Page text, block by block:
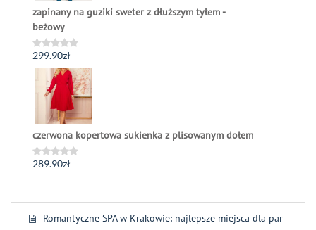
zapinany na guziki sweter z dłuższym tyłem -
beżowy
Oceniono
0
5
299.90zł
czerwona kopertowa sukienka z plisowanym dołem
Oceniono
289.90zł
Romantyczne SPA w Krakowie: najlepsze miejsca dla par